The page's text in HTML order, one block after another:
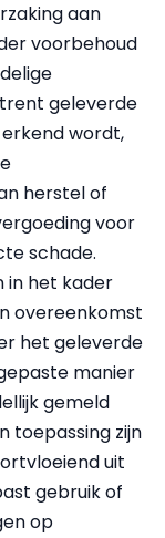
aan
voorbehoud
geleverde
wordt,
herstel of
voor
schade.
in het kader
overeenkomst
het geleverde
manier
gemeld
toepassing zijn
uit
gebruik of
op